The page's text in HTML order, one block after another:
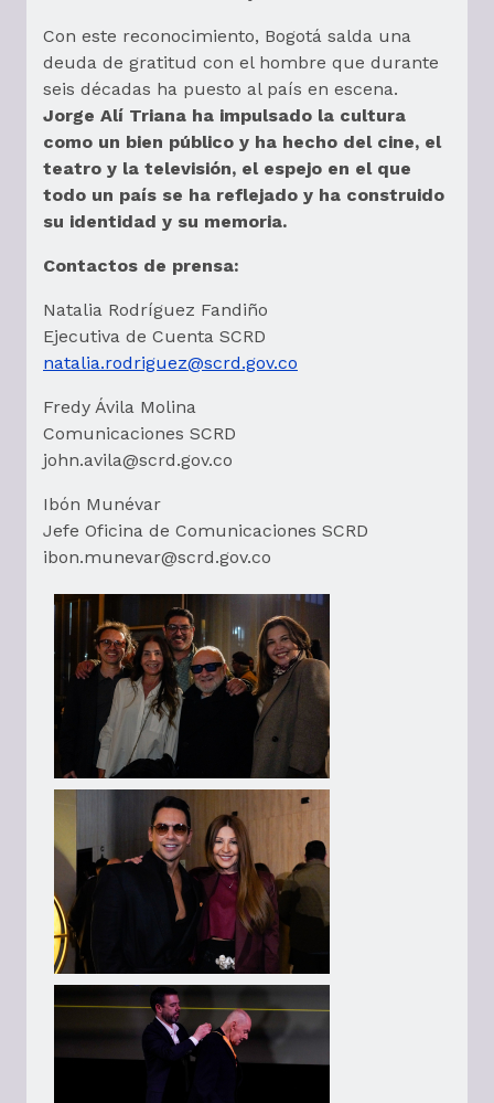
Con este reconocimiento, Bogotá salda una
deuda de gratitud con el hombre que durante
seis décadas ha puesto al país en escena.
Jorge Alí Triana ha impulsado la cultura
como un bien público y ha hecho del cine, el
teatro y la televisión, el espejo en el que
todo un país se ha reflejado y ha construido
su identidad y su memoria.
Contactos de prensa:
Natalia Rodríguez Fandiño
Ejecutiva de Cuenta SCRD
natalia.rodriguez@scrd.gov.co
Fredy Ávila Molina
Comunicaciones SCRD
john.avila@scrd.gov.co
Ibón Munévar
Jefe Oficina de Comunicaciones SCRD
ibon.munevar@scrd.gov.co